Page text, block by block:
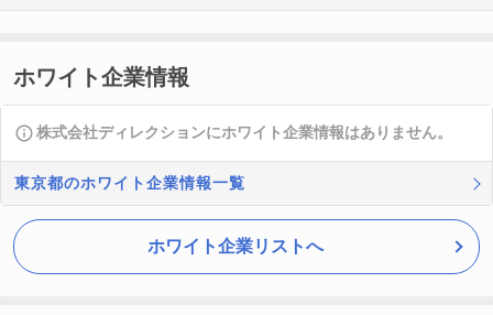
ホワイト企業情報
株式会社ディレクションにホワイト企業情報はありません。
東京都のホワイト企業情報一覧
ホワイト企業リストへ